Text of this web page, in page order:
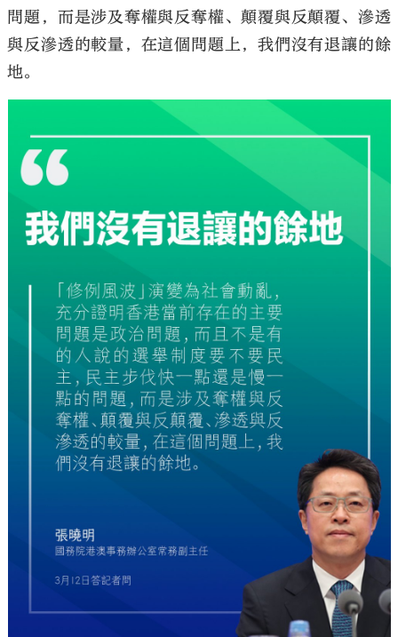
問題，而是涉及奪權與反奪權、顛覆與反顛覆、滲透
與反滲透的較量，在這個問題上，我們沒有退讓的餘
地。